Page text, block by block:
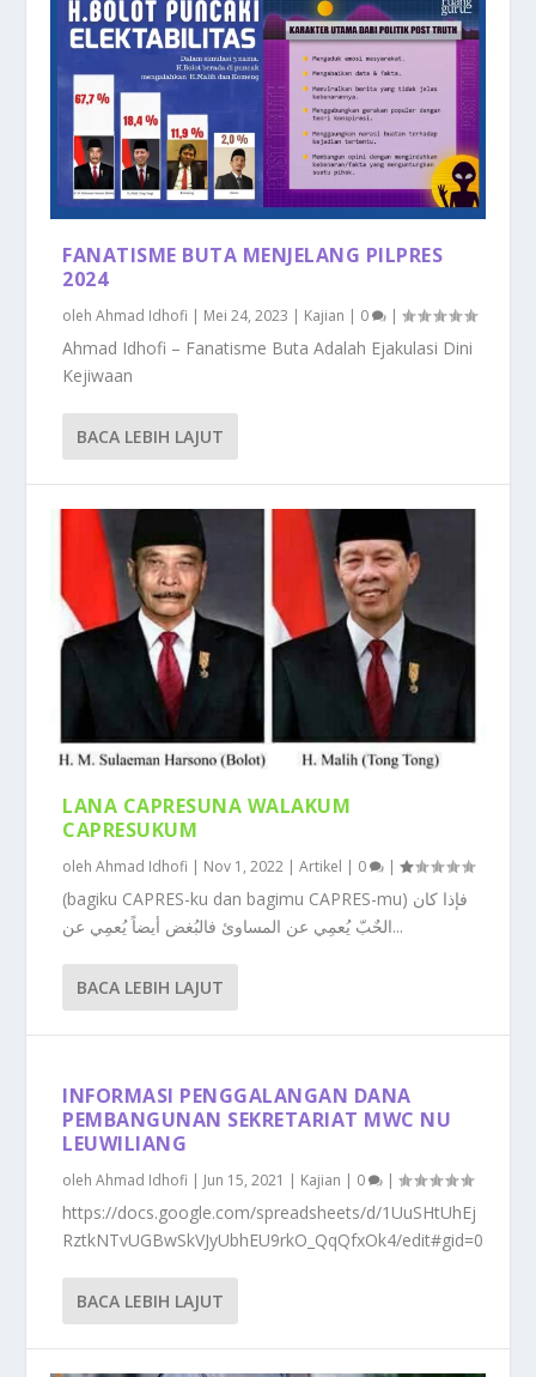
FANATISME BUTA MENJELANG PILPRES
2024
olehAhmad Idhofi | Mei 24, 2023 | Kajian | 0 |
Ahmad Idhofi – Fanatisme Buta Adalah Ejakulasi Dini
Kejiwaan
BACA LEBIH LAJUT
LANA CAPRESUNA WALAKUM
CAPRESUKUM
olehAhmad Idhofi | Nov 1, 2022 |Artikel | 0 |
(bagiku CAPRES-ku dan bagimu CAPRES-mu) فإذا كان
الحٌبّ يُعمِي عن المساوئ فالبُغض أيضاً يُعمِي عن...
BACA LEBIH LAJUT
INFORMASI PENGGALANGAN DANA
PEMBANGUNAN SEKRETARIAT MWC NU
LEUWILIANG
olehAhmad Idhofi | Jun 15, 2021 | Kajian | 0 |
https://docs.google.com/spreadsheets/d/1UuSHtUhEj
RztkNTvUGBwSkVJyUbhEU9rkO_QqQfxOk4/edit#gid=0
BACA LEBIH LAJUT